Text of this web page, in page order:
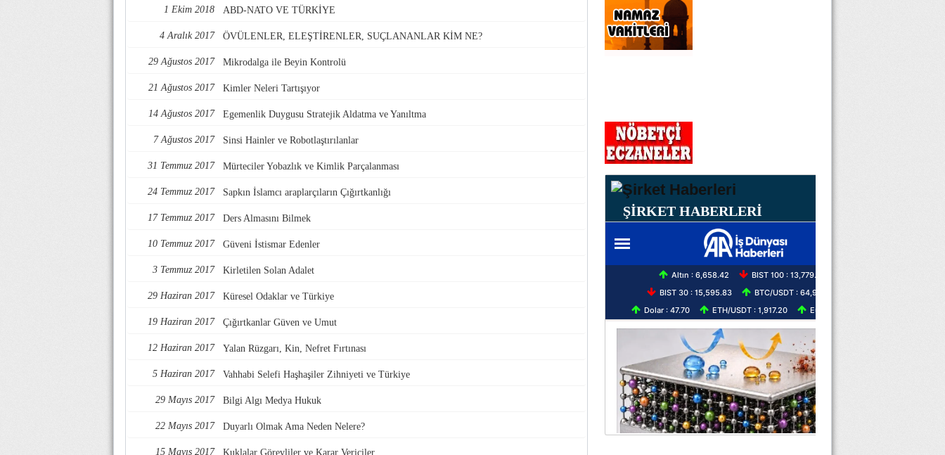
1 Ekim 2018 ABD-NATO VE TÜRKİYE
4 Aralık 2017 ÖVÜLENLER, ELEŞTİRENLER, SUÇLANANLAR KİM NE?
29 Ağustos 2017 Mikrodalga ile Beyin Kontrolü
21 Ağustos 2017 Kimler Neleri Tartışıyor
14 Ağustos 2017 Egemenlik Duygusu Stratejik Aldatma ve Yanıltma
7 Ağustos 2017 Sinsi Hainler ve Robotlaştırılanlar
31 Temmuz 2017 Mürteciler Yobazlık ve Kimlik Parçalanması
24 Temmuz 2017 Sapkın İslamcı araplarçıların Çığırtkanlığı
17 Temmuz 2017 Ders Almasını Bilmek
10 Temmuz 2017 Güveni İstismar Edenler
3 Temmuz 2017 Kirletilen Solan Adalet
29 Haziran 2017 Küresel Odaklar ve Türkiye
19 Haziran 2017 Çığırtkanlar Güven ve Umut
12 Haziran 2017 Yalan Rüzgarı, Kin, Nefret Fırtınası
5 Haziran 2017 Vahhabi Selefi Haşhaşiler Zihniyeti ve Türkiye
29 Mayıs 2017 Bilgi Algı Medya Hukuk
22 Mayıs 2017 Duyarlı Olmak Ama Neden Nelere?
15 Mayıs 2017 Kuklalar Görevliler ve Karar Vericiler
ŞİRKET HABERLERİ